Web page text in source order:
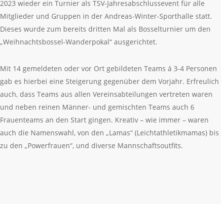
2023 wieder ein Turnier als TSV-Jahresabschlussevent für alle
Mitglieder und Gruppen in der Andreas-Winter-Sporthalle statt.
Dieses wurde zum bereits dritten Mal als Bosselturnier um den
„Weihnachtsbossel-Wanderpokal“ ausgerichtet.
Mit 14 gemeldeten oder vor Ort gebildeten Teams á 3-4 Personen
gab es hierbei eine Steigerung gegenüber dem Vorjahr. Erfreulich
auch, dass Teams aus allen Vereinsabteilungen vertreten waren
und neben reinen Männer- und gemischten Teams auch 6
Frauenteams an den Start gingen. Kreativ – wie immer – waren
auch die Namenswahl, von den „Lamas“ (Leichtathletikmamas) bis
zu den „Powerfrauen“, und diverse Mannschaftsoutfits.